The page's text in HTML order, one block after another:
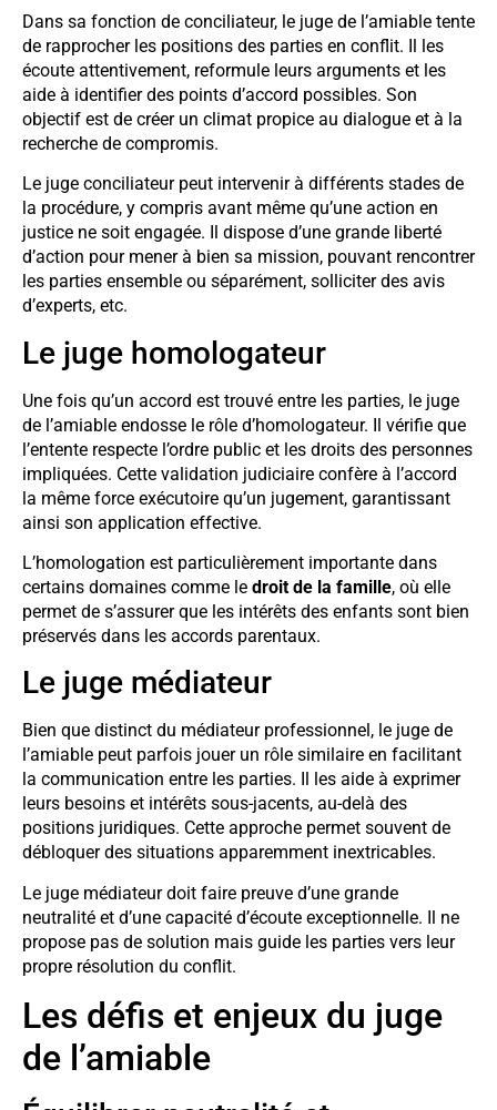
Dans sa fonction de conciliateur, le juge de l’amiable tente
de rapprocher les positions des parties en conflit. Il les
écoute attentivement, reformule leurs arguments et les
aide à identifier des points d’accord possibles. Son
objectif est de créer un climat propice au dialogue et à la
recherche de compromis.
Le juge conciliateur peut intervenir à différents stades de
la procédure, y compris avant même qu’une action en
justice ne soit engagée. Il dispose d’une grande liberté
d’action pour mener à bien sa mission, pouvant rencontrer
les parties ensemble ou séparément, solliciter des avis
d’experts, etc.
Le juge homologateur
Une fois qu’un accord est trouvé entre les parties, le juge
de l’amiable endosse le rôle d’homologateur. Il vérifie que
l’entente respecte l’ordre public et les droits des personnes
impliquées. Cette validation judiciaire confère à l’accord
la même force exécutoire qu’un jugement, garantissant
ainsi son application effective.
L’homologation est particulièrement importante dans
certains domaines comme le droit de la famille, où elle
permet de s’assurer que les intérêts des enfants sont bien
préservés dans les accords parentaux.
Le juge médiateur
Bien que distinct du médiateur professionnel, le juge de
l’amiable peut parfois jouer un rôle similaire en facilitant
la communication entre les parties. Il les aide à exprimer
leurs besoins et intérêts sous-jacents, au-delà des
positions juridiques. Cette approche permet souvent de
débloquer des situations apparemment inextricables.
Le juge médiateur doit faire preuve d’une grande
neutralité et d’une capacité d’écoute exceptionnelle. Il ne
propose pas de solution mais guide les parties vers leur
propre résolution du conflit.
Les défis et enjeux du juge
de l’amiable